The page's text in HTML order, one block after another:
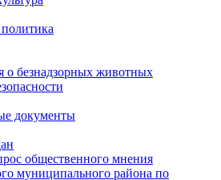
о безнадзорных животных
документы
общественного мнения
муниципального района по